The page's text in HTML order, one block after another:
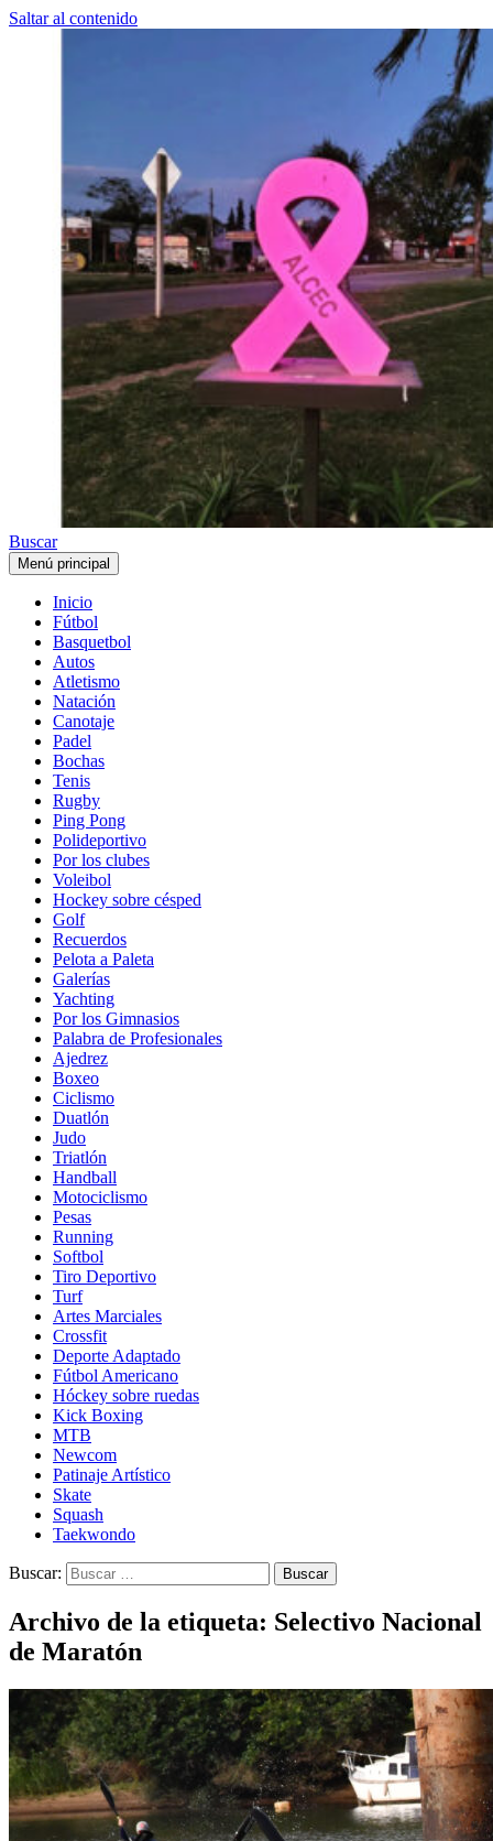
Saltar al contenido
Buscar
Menú principal
Inicio
Fútbol
Basquetbol
Autos
Atletismo
Natación
Canotaje
Padel
Bochas
Tenis
Rugby
Ping Pong
Polideportivo
Por los clubes
Voleibol
Hockey sobre césped
Golf
Recuerdos
Pelota a Paleta
Galerías
Yachting
Por los Gimnasios
Palabra de Profesionales
Ajedrez
Boxeo
Ciclismo
Duatlón
Judo
Triatlón
Handball
Motociclismo
Pesas
Running
Softbol
Tiro Deportivo
Turf
Artes Marciales
Crossfit
Deporte Adaptado
Fútbol Americano
Hóckey sobre ruedas
Kick Boxing
MTB
Newcom
Patinaje Artístico
Skate
Squash
Taekwondo
Buscar:
Archivo de la etiqueta: Selectivo Nacional
de Maratón